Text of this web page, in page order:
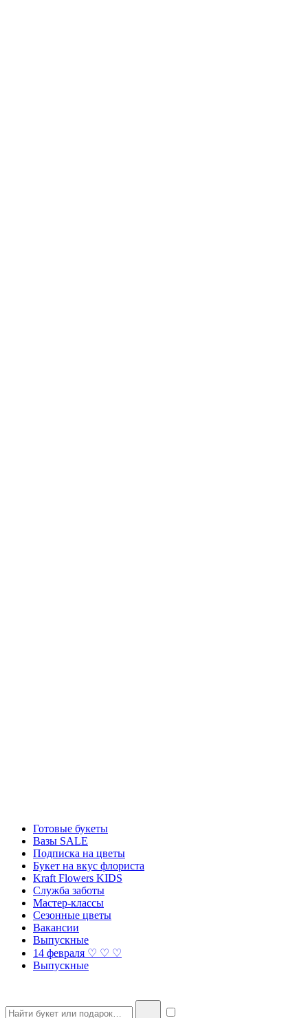
Готовые букеты
Вазы SALE
Подписка на цветы
Букет на вкус флориста
Kraft Flowers KIDS
Служба заботы
Мастер-классы
Сезонные цветы
Вакансии
Выпускные
14 февраля ♡ ♡ ♡
Выпускные